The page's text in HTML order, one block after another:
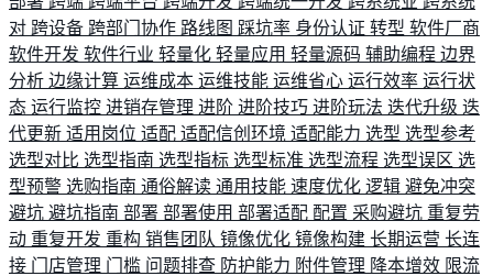
对 跨设备 跨部门协作 路线图 踩坑率 身份认证 转型 软件厂商
软件开发 软件行业 轻量化 轻量应用 轻量源码 辅助编程 边界
分析 边缘计算 运维成本 运维技能 运维省心 运行效率 运行状
态 运行监控 进销存管理 进阶 进阶技巧 进阶玩法 迭代升级 迭
代更新 适用岗位 适配 适配信创环境 适配能力 选型 选型参考
选型对比 选型指南 选型指标 选型标准 选型流程 选型误区 选
型预警 选购指南 通俗解读 通用技能 速度优化 逻辑 避免冲突
避坑 避坑指南 部署 部署使用 部署适配 配置 采购避坑 重复劳
动 重复开发 重构 销售团队 镜像优化 镜像构建 长期运营 长连
接 门店管理 门槛 问题排查 防护能力 附件管理 降本增效 限流